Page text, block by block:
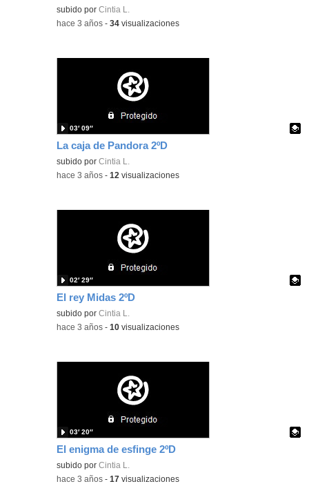
Contenido educativo.
subido porCintia L.
-hace 3 años -34 visualizaciones
La caja de Pandora 2ºD
Contenido educativo.
subido porCintia L.
03′ 09″
-hace 3 años -12 visualizaciones
El rey Midas 2ºD
Contenido educativo.
subido porCintia L.
02′ 29″
-hace 3 años -10 visualizaciones
El enigma de esfinge 2ºD
Contenido educativo.
subido porCintia L.
03′ 20″
-hace 3 años -17 visualizaciones